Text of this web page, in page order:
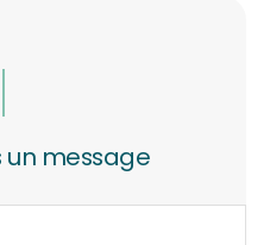
un message